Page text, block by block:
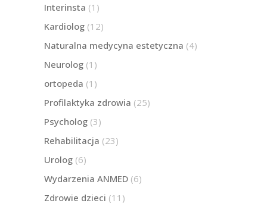
Interinsta (1)
Kardiolog (12)
Naturalna medycyna estetyczna (4)
Neurolog (1)
ortopeda (1)
Profilaktyka zdrowia (25)
Psycholog (3)
Rehabilitacja (23)
Urolog (6)
Wydarzenia ANMED (6)
Zdrowie dzieci (11)